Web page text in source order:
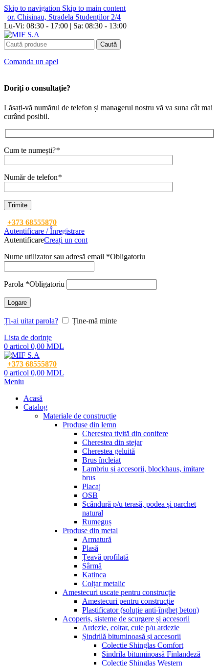
Skip to navigation Skip to main content
or. Chisinau, Stradela Studenților 2/4
Lu-Vi: 08:30 - 17:00 | Sa: 08:30 - 13:00
Caută
Сomanda un apel
Doriți o consultație?
Lăsați-vă numărul de telefon și managerul nostru vă va suna cât mai
curând posibil.
Cum te numești?*
Număr de telefon*
+373 68555870
Autentificare / Înregistrare
AutentificareCreați un cont
Nume utilizator sau adresă email *Obligatoriu
Parola *Obligatoriu
Logare
Ți-ai uitat parola?
Ține-mă minte
Lista de dorințe
0 articol 0,00 MDL
+373 68555870
0 articol 0,00 MDL
Meniu
Acasă
Catalog
Materiale de construcție
Produse din lemn
Cherestea tivită din conifere
Cherestea din stejar
Cherestea geluită
Brus încleiat
Lambriu și accesorii, blockhaus, imitare
brus
Placaj
OSB
Scândură p/u terasă, podea și parchet
natural
Rumeguș
Produse din metal
Armatură
Plasă
Țeavă profilată
Sârmă
Katinca
Colțar metalic
Amestecuri uscate pentru construcție
Amestecuri pentru construcție
Plastificator (soluție anti-îngheț beton)
Acoperiș, sisteme de scurgere și accesorii
Ardezie, colțar, cuie p/u ardezie
Șindrilă bituminoasă și accesorii
Colectie Shinglas Comfort
Sindrila bituminoasă Finlandeză
Colecție Shinglas Western